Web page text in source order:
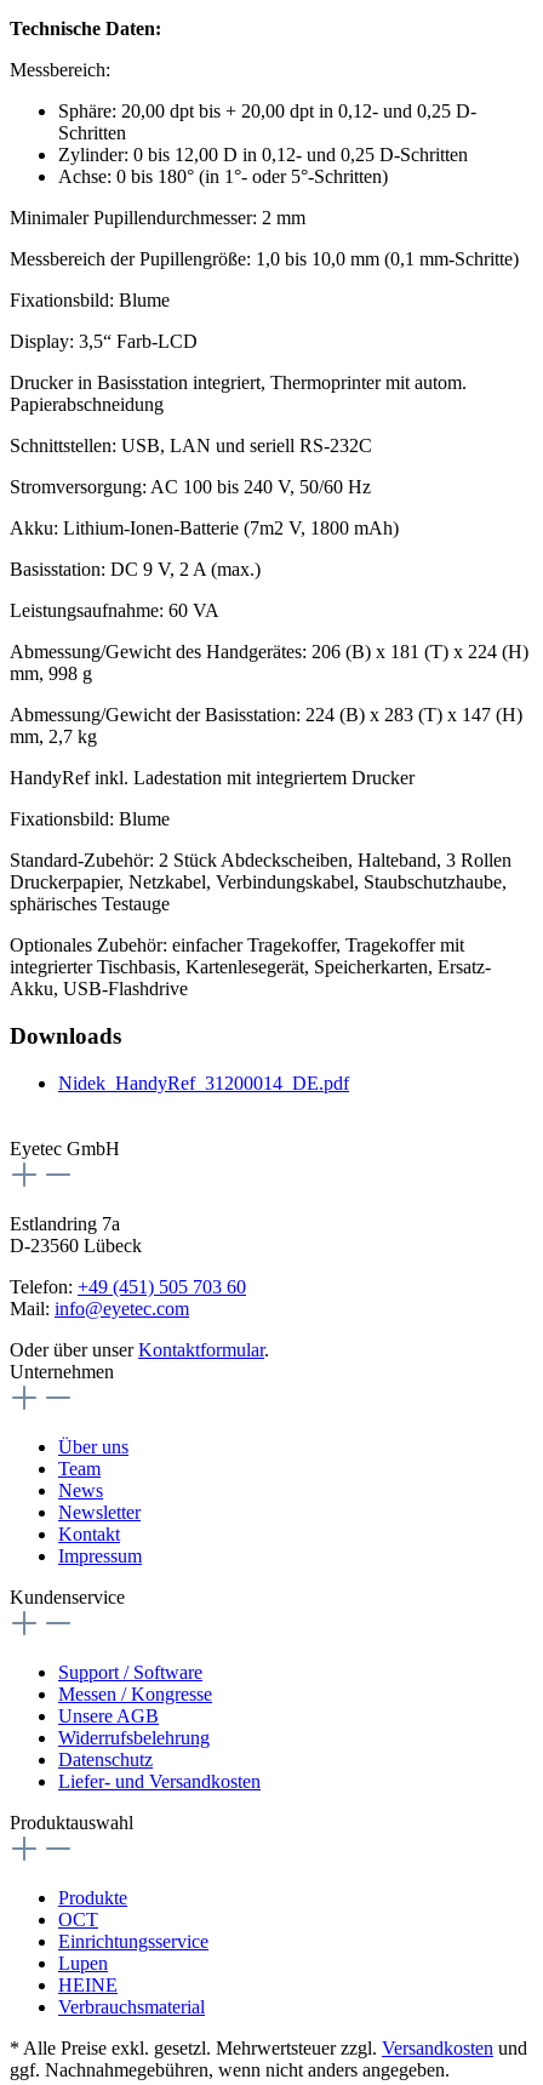
Technische Daten:
Messbereich:
Sphäre: 20,00 dpt bis + 20,00 dpt in 0,12- und 0,25 D-
Schritten
Zylinder: 0 bis 12,00 D in 0,12- und 0,25 D-Schritten
Achse: 0 bis 180° (in 1°- oder 5°-Schritten)
Minimaler Pupillendurchmesser: 2 mm
Messbereich der Pupillengröße: 1,0 bis 10,0 mm (0,1 mm-Schritte)
Fixationsbild: Blume
Display: 3,5“ Farb-LCD
Drucker in Basisstation integriert, Thermoprinter mit autom.
Papierabschneidung
Schnittstellen: USB, LAN und seriell RS-232C
Stromversorgung: AC 100 bis 240 V, 50/60 Hz
Akku: Lithium-Ionen-Batterie (7m2 V, 1800 mAh)
Basisstation: DC 9 V, 2 A (max.)
Leistungsaufnahme: 60 VA
Abmessung/Gewicht des Handgerätes: 206 (B) x 181 (T) x 224 (H)
mm, 998 g
Abmessung/Gewicht der Basisstation: 224 (B) x 283 (T) x 147 (H)
mm, 2,7 kg
HandyRef inkl. Ladestation mit integriertem Drucker
Fixationsbild: Blume
Standard-Zubehör: 2 Stück Abdeckscheiben, Halteband, 3 Rollen
Druckerpapier, Netzkabel, Verbindungskabel, Staubschutzhaube,
sphärisches Testauge
Optionales Zubehör: einfacher Tragekoffer, Tragekoffer mit
integrierter Tischbasis, Kartenlesegerät, Speicherkarten, Ersatz-
Akku, USB-Flashdrive
Downloads
Nidek_HandyRef_31200014_DE.pdf
Eyetec GmbH
Estlandring 7a
D-23560 Lübeck
Telefon: +49 (451) 505 703 60
Mail: info@eyetec.com
Oder über unserKontaktformular.
Unternehmen
Über uns
Team
News
Newsletter
Kontakt
Impressum
Kundenservice
Support / Software
Messen / Kongresse
Unsere AGB
Widerrufsbelehrung
Datenschutz
Liefer- und Versandkosten
Produktauswahl
Produkte
OCT
Einrichtungsservice
Lupen
HEINE
Verbrauchsmaterial
* Alle Preise exkl. gesetzl. Mehrwertsteuer zzgl. Versandkosten und
ggf. Nachnahmegebühren, wenn nicht anders angegeben.